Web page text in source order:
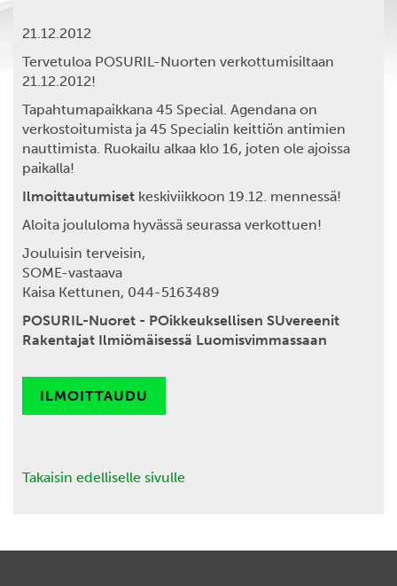
21.12.2012
Tervetuloa POSURIL-Nuorten verkottumisiltaan
21.12.2012!
Tapahtumapaikkana 45 Special. Agendana on
verkostoitumista ja 45 Specialin keittiön antimien
nauttimista. Ruokailu alkaa klo 16, joten ole ajoissa
paikalla!
Ilmoittautumiset keskiviikkoon 19.12. mennessä!
Aloita joululoma hyvässä seurassa verkottuen!
Jouluisin terveisin,
SOME-vastaava
Kaisa Kettunen, 044-5163489
POSURIL-Nuoret - POikkeuksellisen SUvereenit
Rakentajat Ilmiömäisessä Luomisvimmassaan
ILMOITTAUDU
Takaisin edelliselle sivulle